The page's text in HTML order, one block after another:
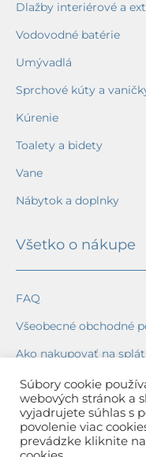
Dlažby interiérové a
Vodovodné batérie
Umývadlá
Sprchové kúty a
Kúrenie
Toalety a bidety
Vane
Nábytok a doplnky
Všetko o nákupe
FAQ
Všeobecné obchodné
Ako nakupovať na
Ochrana osobných
Reklamačný poriadok
Spôsob a cena dopravy
Súbory cookie
webových stránok a
vyjadrujete súhlas s
povolenie viac
prevádzke kliknite